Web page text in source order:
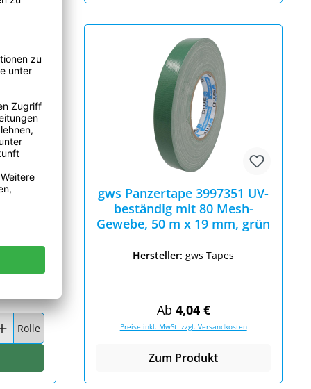
38
Wert ein oder benutze die Schaltflächen um die
Rolle
gws Panzertape 3997351 UV-
beständig mit 80 Mesh-
Gewebe, 50 m x 19 mm, grün
Hersteller:gws Tapes
Regulärer Preis:
Ab 4,04 €
Preise inkl. MwSt. zzgl. Versandkosten
Zum Produkt